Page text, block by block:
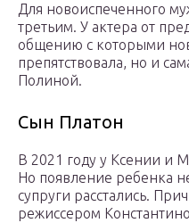
Для новоиспеченного
третьим. У актера от
общению с которыми
препятствовала, но и
Полиной.
Сын Платон
В 2021 году у Ксении и
Но появление ребенка
супруги расстались.
режиссером